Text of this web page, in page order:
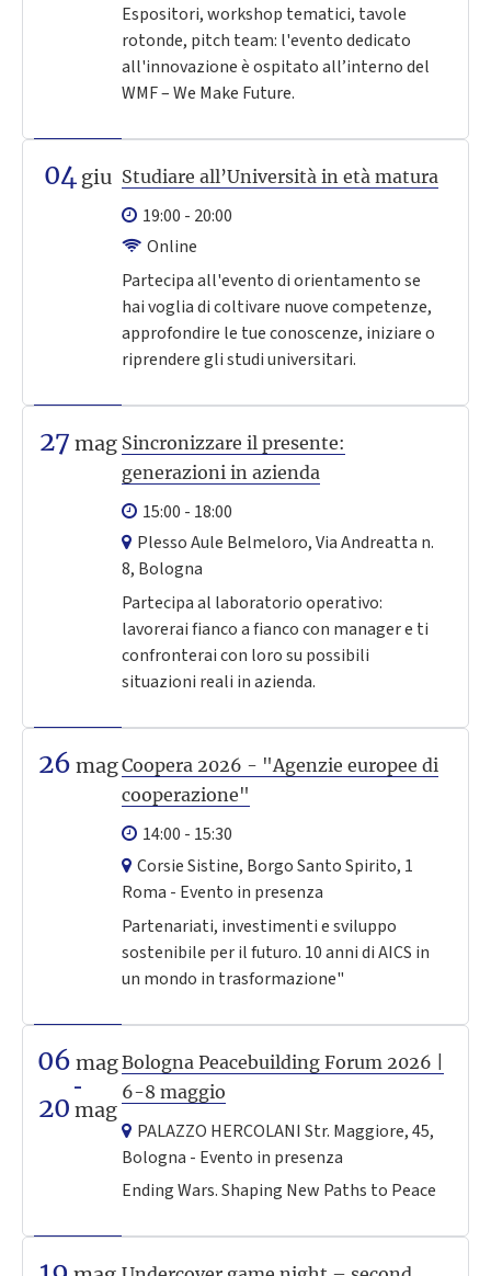
Espositori, workshop tematici, tavole
rotonde, pitch team: l'evento dedicato
all'innovazione è ospitato all’interno del
WMF – We Make Future.
04 giu Studiare all’Università in età matura
19:00 - 20:00
Online
Partecipa all'evento di orientamento se
hai voglia di coltivare nuove competenze,
approfondire le tue conoscenze, iniziare o
riprendere gli studi universitari.
27 mag Sincronizzare il presente:
generazioni in azienda
15:00 - 18:00
Plesso Aule Belmeloro, Via Andreatta n.
8, Bologna
Partecipa al laboratorio operativo:
lavorerai fianco a fianco con manager e ti
confronterai con loro su possibili
situazioni reali in azienda.
26 magCoopera 2026 - "Agenzie europee di
cooperazione"
14:00 - 15:30
Corsie Sistine, Borgo Santo Spirito, 1
Roma - Evento in presenza
Partenariati, investimenti e sviluppo
sostenibile per il futuro. 10 anni di AICS in
un mondo in trasformazione"
06 mag
20 mag
Bologna Peacebuilding Forum 2026 |
6-8 maggio
PALAZZO HERCOLANI Str. Maggiore, 45,
Bologna - Evento in presenza
Ending Wars. Shaping New Paths to Peace